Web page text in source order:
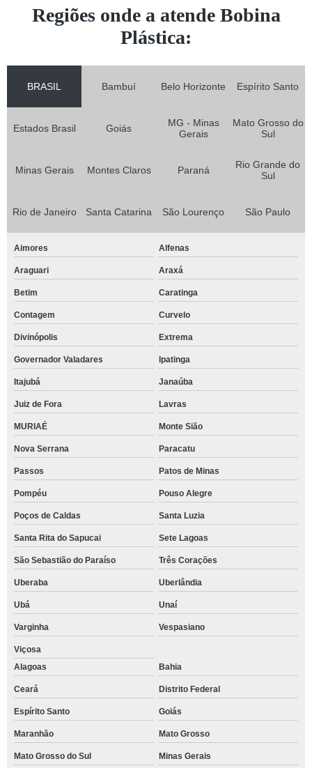
Regiões onde a atende Bobina
Plástica:
BRASIL Bambuí Belo Horizonte Espírito Santo
Estados Brasil Goiás
MG - Minas
Gerais
Mato Grosso do
Sul
Minas Gerais Montes Claros Paraná
Rio Grande do
Sul
Rio de Janeiro Santa Catarina São Lourenço São Paulo
Aimores Alfenas
Araguari Araxá
Betim Caratinga
Contagem Curvelo
Divinópolis Extrema
Governador Valadares Ipatinga
Itajubá Janaúba
Juiz de Fora Lavras
MURIAÉ Monte Sião
Nova Serrana Paracatu
Passos Patos de Minas
Pompéu Pouso Alegre
Poços de Caldas Santa Luzia
Santa Rita do Sapucai Sete Lagoas
São Sebastião do Paraíso Três Corações
Uberaba Uberlândia
Ubá Unaí
Varginha Vespasiano
Viçosa
Alagoas
Bahia
Ceará Distrito Federal
Espírito Santo Goiás
Maranhão Mato Grosso
Mato Grosso do Sul Minas Gerais